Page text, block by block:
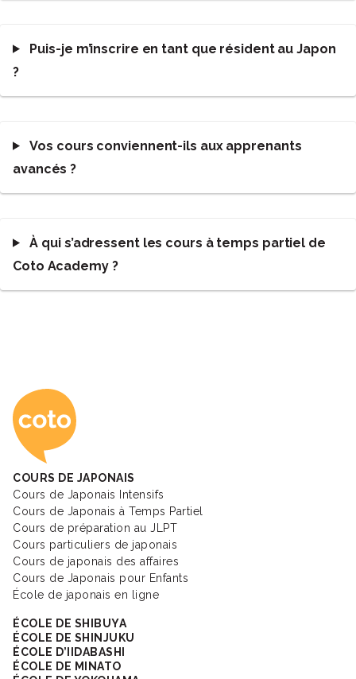
Puis-je m’inscrire en tant que résident au Japon
?
Vos cours conviennent-ils aux apprenants
avancés ?
À qui s’adressent les cours à temps partiel de
Coto Academy ?
Coto Academy -
COURS DE JAPONAIS
Cours de Japonais Intensifs
Cours de Japonais à Temps Partiel
Cours de préparation au JLPT
Cours particuliers de japonais
Cours de japonais des affaires
Cours de Japonais pour Enfants
École de japonais en ligne
ÉCOLE DE SHIBUYA
ÉCOLE DE SHINJUKU
ÉCOLE D’IIDABASHI
ÉCOLE DE MINATO